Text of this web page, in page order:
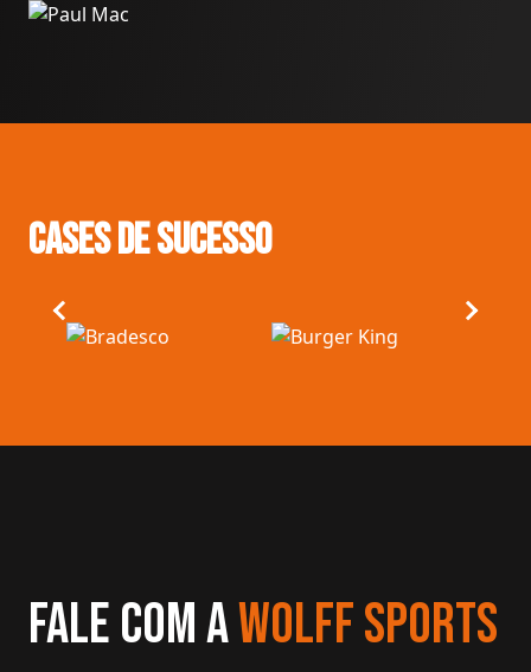
CASES DE SUCESSO
Fale com aWOLFF SPORTS